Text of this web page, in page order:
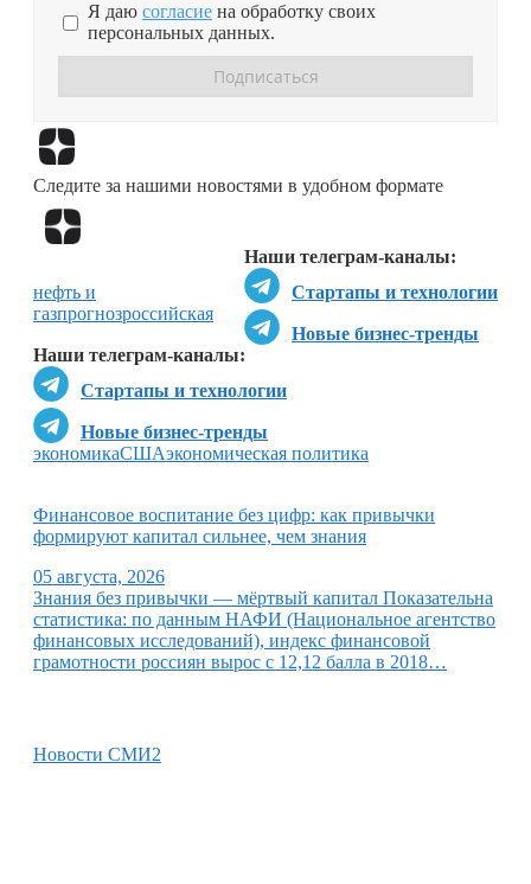
Я даю согласие на обработку своих
персональных данных.
Следите за нашими новостями в удобном формате
Наши телеграм-каналы:
Стартапы и технологии
Новые бизнес-тренды
Наши телеграм-каналы:
Стартапы и технологии
Новые бизнес-тренды
нефть и
газпрогнозроссийская
экономикаСШАэкономическая политика
Финансовое воспитание без цифр: как привычки
формируют капитал сильнее, чем знания
05 августа, 2026
Знания без привычки — мёртвый капитал Показательна
статистика: по данным НАФИ (Национальное агентство
финансовых исследований), индекс финансовой
грамотности россиян вырос с 12,12 балла в 2018…
Новости СМИ2